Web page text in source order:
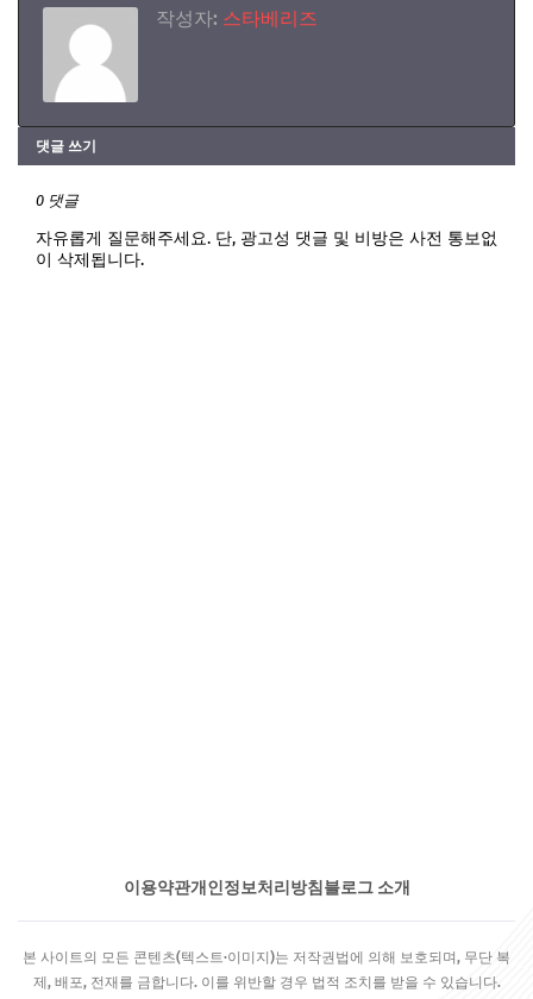
작성자: 스타베리즈
댓글 쓰기
0 댓글
자유롭게 질문해주세요. 단, 광고성 댓글 및 비방은 사전 통보없
이 삭제됩니다.
이용약관개인정보처리방침 블로그 소개
본 사이트의 모든 콘텐츠(텍스트·이미지)는 저작권법에 의해 보호되며, 무단 복
제, 배포, 전재를 금합니다. 이를 위반할 경우 법적 조치를 받을 수 있습니다.